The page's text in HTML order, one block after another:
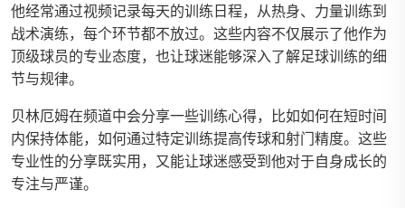
他经常通过视频记录每天的训练日程，从热身、力量训练到
战术演练，每个环节都不放过。这些内容不仅展示了他作为
顶级球员的专业态度，也让球迷能够深入了解足球训练的细
节与规律。
贝林厄姆在频道中会分享一些训练心得，比如如何在短时间
内保持体能，如何通过特定训练提高传球和射门精度。这些
专业性的分享既实用，又能让球迷感受到他对于自身成长的
专注与严谨。